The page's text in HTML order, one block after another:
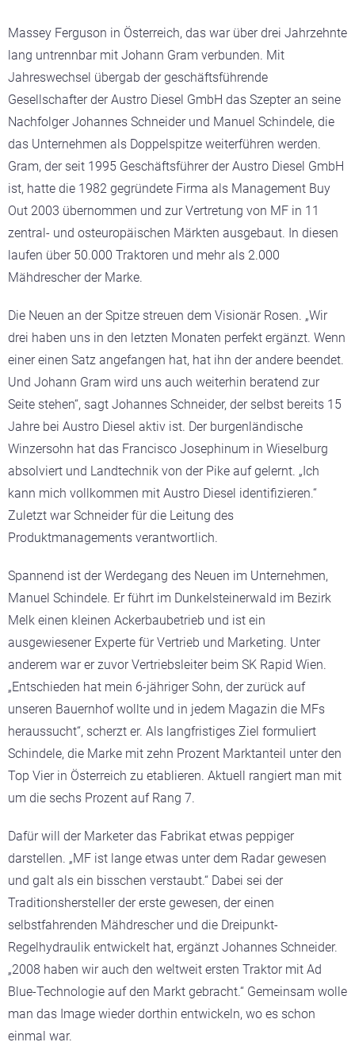
Massey Ferguson in Österreich, das war über drei Jahrzehnte
lang untrennbar mit Johann Gram verbunden. Mit
Jahreswechsel übergab der geschäftsführende
Gesellschafter der Austro Diesel GmbH das Szepter an seine
Nachfolger Johannes Schneider und Manuel Schindele, die
das Unternehmen als Doppelspitze weiterführen werden.
Gram, der seit 1995 Geschäftsführer der Austro Diesel GmbH
ist, hatte die 1982 gegründete Firma als Management Buy
Out 2003 übernommen und zur Vertretung von MF in 11
zentral- und osteuropäischen Märkten ausgebaut. In diesen
laufen über 50.000 Traktoren und mehr als 2.000
Mähdrescher der Marke.
Die Neuen an der Spitze streuen dem Visionär Rosen. „Wir
drei haben uns in den letzten Monaten perfekt ergänzt. Wenn
einer einen Satz angefangen hat, hat ihn der andere beendet.
Und Johann Gram wird uns auch weiterhin beratend zur
Seite stehen“, sagt Johannes Schneider, der selbst bereits 15
Jahre bei Austro Diesel aktiv ist. Der burgenländische
Winzersohn hat das Francisco Josephinum in Wieselburg
absolviert und Landtechnik von der Pike auf gelernt. „Ich
kann mich vollkommen mit Austro Diesel identifizieren.“
Zuletzt war Schneider für die Leitung des
Produktmanagements verantwortlich.
Spannend ist der Werdegang des Neuen im Unternehmen,
Manuel Schindele. Er führt im Dunkelsteinerwald im Bezirk
Melk einen kleinen Ackerbaubetrieb und ist ein
ausgewiesener Experte für Vertrieb und Marketing. Unter
anderem war er zuvor Vertriebsleiter beim SK Rapid Wien.
„Entschieden hat mein 6-jähriger Sohn, der zurück auf
unseren Bauernhof wollte und in jedem Magazin die MFs
heraussucht“, scherzt er. Als langfristiges Ziel formuliert
Schindele, die Marke mit zehn Prozent Marktanteil unter den
Top Vier in Österreich zu etablieren. Aktuell rangiert man mit
um die sechs Prozent auf Rang 7.
Dafür will der Marketer das Fabrikat etwas peppiger
darstellen. „MF ist lange etwas unter dem Radar gewesen
und galt als ein bisschen verstaubt.“ Dabei sei der
Traditionshersteller der erste gewesen, der einen
selbstfahrenden Mähdrescher und die Dreipunkt-
Regelhydraulik entwickelt hat, ergänzt Johannes Schneider.
„2008 haben wir auch den weltweit ersten Traktor mit Ad
Blue-Technologie auf den Markt gebracht.“ Gemeinsam wolle
man das Image wieder dorthin entwickeln, wo es schon
einmal war.